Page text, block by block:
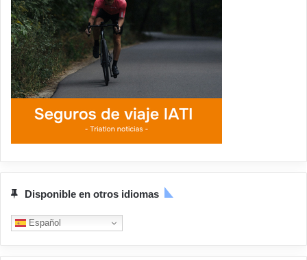
Disponible en otros idiomas
Español